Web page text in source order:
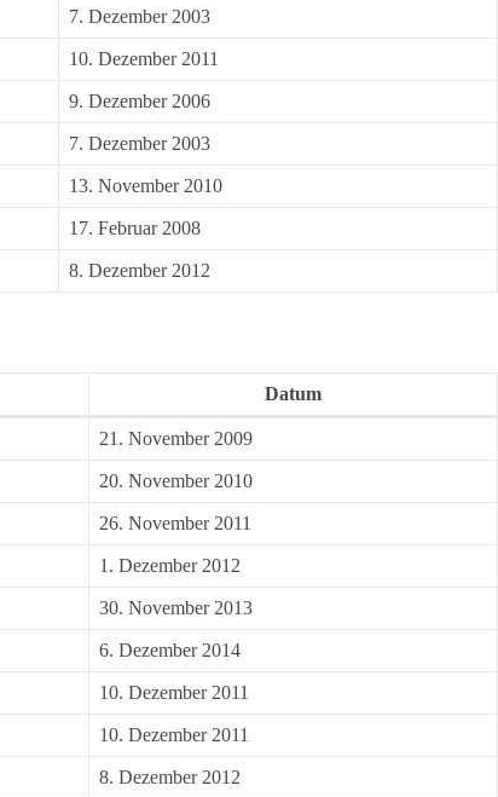
7. Dezember 2003
10. Dezember 2011
9. Dezember 2006
7. Dezember 2003
13. November 2010
17. Februar 2008
8. Dezember 2012
Datum
21. November 2009
20. November 2010
26. November 2011
1. Dezember 2012
30. November 2013
6. Dezember 2014
10. Dezember 2011
10. Dezember 2011
8. Dezember 2012